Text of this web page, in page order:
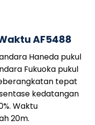
AF5488
Haneda pukul
Fukuoka pukul
tepat
kedatangan
Waktu
20m.